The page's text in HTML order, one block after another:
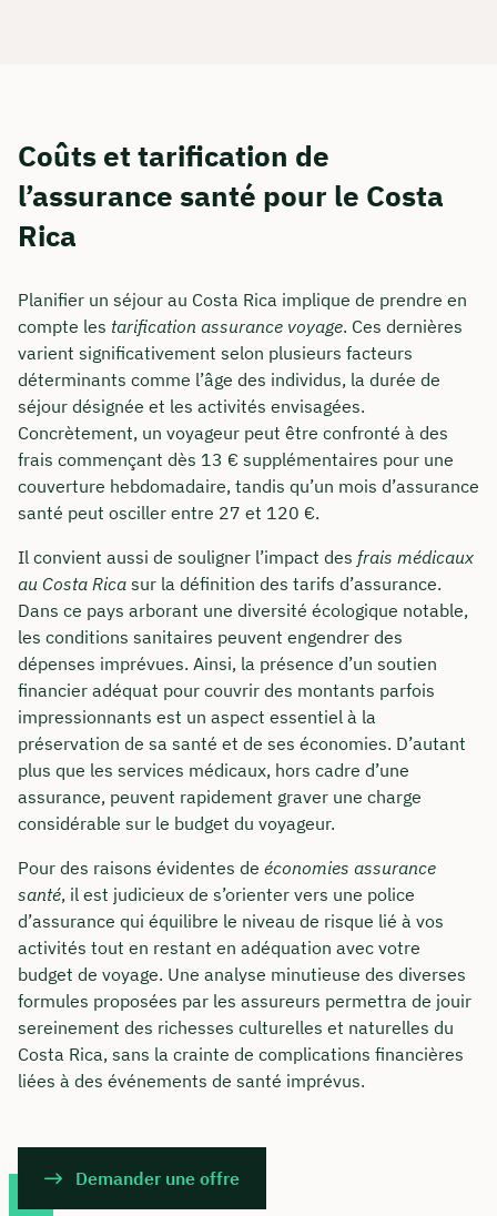
Coûts et tarification de
l’assurance santé pour le Costa
Rica
Planifier un séjour au Costa Rica implique de prendre en
compte les tarification assurance voyage. Ces dernières
varient significativement selon plusieurs facteurs
déterminants comme l’âge des individus, la durée de
séjour désignée et les activités envisagées.
Concrètement, un voyageur peut être confronté à des
frais commençant dès 13 € supplémentaires pour une
couverture hebdomadaire, tandis qu’un mois d’assurance
santé peut osciller entre 27 et 120 €.
Il convient aussi de souligner l’impact des frais médicaux
au Costa Rica sur la définition des tarifs d’assurance.
Dans ce pays arborant une diversité écologique notable,
les conditions sanitaires peuvent engendrer des
dépenses imprévues. Ainsi, la présence d’un soutien
financier adéquat pour couvrir des montants parfois
impressionnants est un aspect essentiel à la
préservation de sa santé et de ses économies. D’autant
plus que les services médicaux, hors cadre d’une
assurance, peuvent rapidement graver une charge
considérable sur le budget du voyageur.
Pour des raisons évidentes de économies assurance
santé, il est judicieux de s’orienter vers une police
d’assurance qui équilibre le niveau de risque lié à vos
activités tout en restant en adéquation avec votre
budget de voyage. Une analyse minutieuse des diverses
formules proposées par les assureurs permettra de jouir
sereinement des richesses culturelles et naturelles du
Costa Rica, sans la crainte de complications financières
liées à des événements de santé imprévus.
Demander une offre